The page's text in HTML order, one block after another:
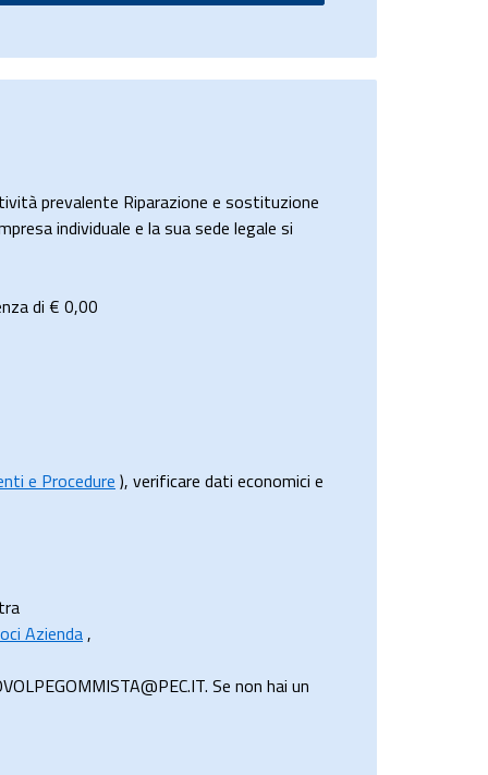
prevalente Riparazione e sostituzione
individuale e la sua sede legale si
di € 0,00
e Procedure ), verificare dati economici e
Azienda,
Se non hai un